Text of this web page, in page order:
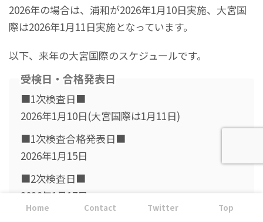
2026年の場合は、浦和が2026年1月10日実施、大宮国
際は2026年1月11日実施となっています。
以下、来年の大宮国際のスケジュールです。
受検日・合格発表日
■1次検査日■
2026年1月10日(大宮国際は1月11日)
■1次検査合格発表日■
2026年1月15日
■2次検査日■
2026年1月17日
Home Contact Twitter Top